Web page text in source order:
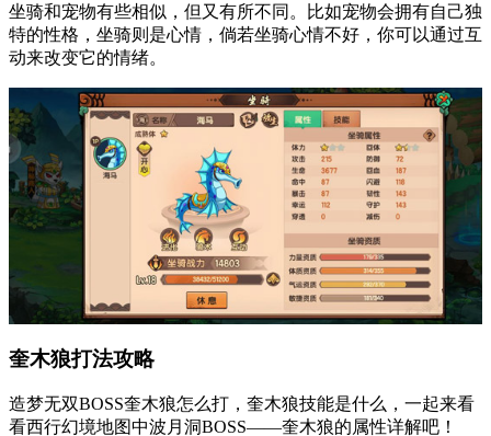
坐骑和宠物有些相似，但又有所不同。比如宠物会拥有自己独
特的性格，坐骑则是心情，倘若坐骑心情不好，你可以通过互
动来改变它的情绪。
奎木狼打法攻略
造梦无双BOSS奎木狼怎么打，奎木狼技能是什么，一起来看
看西行幻境地图中波月洞BOSS——奎木狼的属性详解吧！